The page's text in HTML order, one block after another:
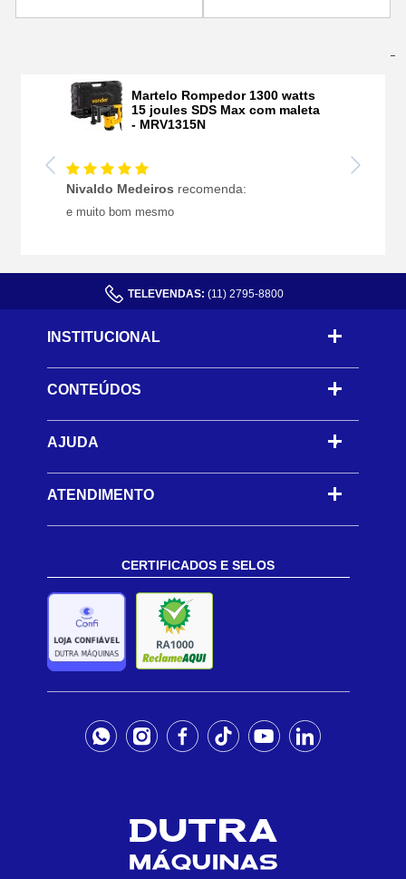
Martelo Rompedor 1300 watts
15 joules SDS Max com maleta
- MRV1315N
Nivaldo Medeiros recomenda:
e muito bom mesmo
TELEVENDAS: (11) 2795-8800
INSTITUCIONAL
CONTEÚDOS -
AJUDA -
ATENDIMENTO
CERTIFICADOS E SELOS